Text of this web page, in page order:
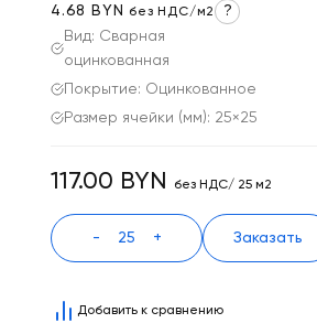
Вид: Сварная
оцинкованная
Покрытие: Оцинкованное
Размер ячейки (мм): 25×25
4.68 BYN без НДС/м2 ?
117.00 BYN без НДС/ 25 м2
- + Заказать
Добавить к сравнению